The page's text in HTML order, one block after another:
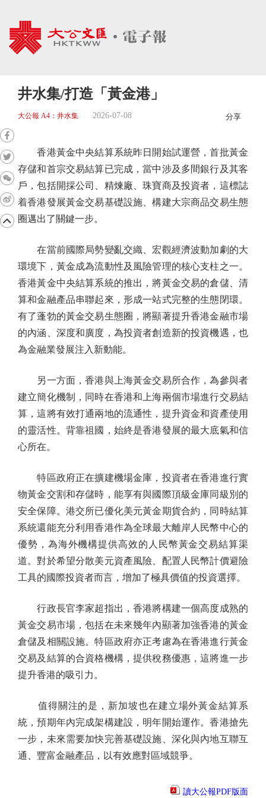
井水集/打造「黃金港」
大公報 A4：井水集 2026-07-08 分享
香港黃金中央結算系統昨日開始試運營，首批黃金
存儲和首宗交易結算已完成，當中涉及多間銀行及其客
戶，包括開採公司、精煉廠、珠寶商及投資者，這標誌
着香港發展黃金交易基礎設施、構建大宗商品交易生態
圈邁出了關鍵一步。
在當前國際局勢變亂交織、宏觀經濟波動加劇的大
環境下，黃金成為流動性及風險管理的核心支柱之一。
香港黃金中央結算系統的推出，將黃金交易的倉儲、清
算和金融產品串聯起來，形成一站式完整的生態閉環。
有了蓬勃的黃金交易生態圈，將顯著提升香港金融市場
的內涵、深度和廣度，為投資者創造新的投資機遇，也
為金融業發展注入新動能。
另一方面，香港與上海黃金交易所合作，為參與者
建立簡化機制，同時在香港和上海兩個市場進行交易結
算，這將有效打通兩地的流通性，提升資金和資產使用
的靈活性。背靠祖國，始終是香港發展的最大底氣和信
心所在。
特區政府正在擴建機場金庫，投資者在香港進行實
物黃金交割和存儲時，能享有與國際頂級金庫同級別的
安全保障。港交所已優化美元黃金期貨合約，同時結算
系統還能充分利用香港作為全球最大離岸人民幣中心的
優勢，為海外機構提供高效的人民幣黃金交易結算渠
道。對於希望分散美元資產風險、配置人民幣計價避險
工具的國際投資者而言，增加了極具價值的投資選擇。
行政長官李家超指出，香港將構建一個高度成熟的
黃金交易市場，包括在未來幾年內顯著加強香港的黃金
倉儲及相關設施。特區政府亦正考慮為在香港進行黃金
交易及結算的合資格機構，提供稅務優惠，這將進一步
提升香港的吸引力。
值得關注的是，新加坡也在建立場外黃金結算系
統，預期年內完成架構建設，明年開始運作。香港搶先
一步，未來需要加快完善基礎設施、深化與內地互聯互
通、豐富金融產品，以有效應對區域競爭。
讀大公報PDF版面